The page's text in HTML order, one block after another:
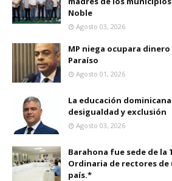
Noble
Agosto 03, 2026
MP niega ocupara
Paraíso
Agosto 01, 2026
La educación
desigualdad y exclusión
Agosto 03, 2026
Barahona fue sede de la
Ordinaria de rectores de
país.*